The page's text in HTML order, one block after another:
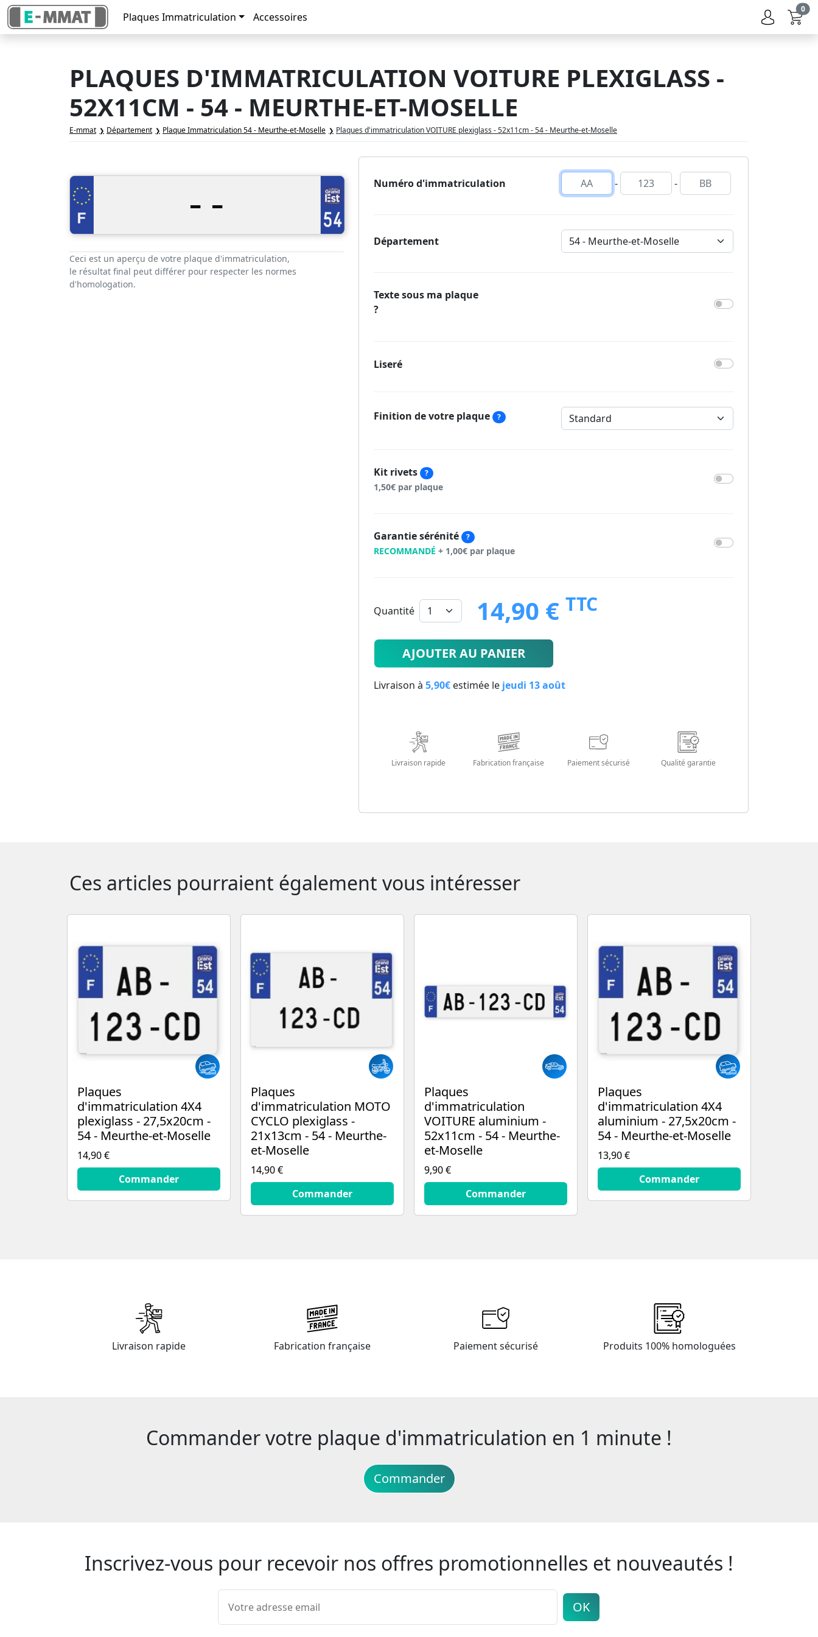
Plaques Immatriculation Accessoires
0
PLAQUES D'IMMATRICULATION VOITURE PLEXIGLASS -
52X11CM - 54 - MEURTHE-ET-MOSELLE
E-mmat Département Plaque Immatriculation 54 - Meurthe-et-Moselle Plaques d'immatriculation VOITURE plexiglass - 52x11cm - 54 - Meurthe-et-Moselle
- -
Ceci est un aperçu de votre plaque d'immatriculation,
le résultat final peut différer pour respecter les normes
d'homologation.
Numéro d'immatriculation - -
Département
Texte sous ma plaque
?
Liseré
Finition de votre plaque ?
Kit rivets ?
1,50€ par plaque
Garantie sérénité ?
RECOMMANDÉ + 1,00€ par plaque
Quantité 14,90 € TTC
14.9 €
AJOUTER AU PANIER
Livraison à 5,90€ estimée le jeudi 13 août
Livraison rapide Fabrication française Paiement sécurisé Qualité garantie
Ces articles pourraient également vous intéresser
Plaques
d'immatriculation 4X4
plexiglass - 27,5x20cm -
54 - Meurthe-et-Moselle
14,90 €
14.9
Commander
Plaques
d'immatriculation MOTO
CYCLO plexiglass -
21x13cm - 54 - Meurthe-
et-Moselle
14,90 €
14.9
Commander
Plaques
d'immatriculation
VOITURE aluminium -
52x11cm - 54 - Meurthe-
et-Moselle
9,90 €
9.9
Commander
Plaques
d'immatriculation 4X4
aluminium - 27,5x20cm -
54 - Meurthe-et-Moselle
13,90 €
13.9
Commander
Livraison rapide Fabrication française Paiement sécurisé Produits 100% homologuées
Commander votre plaque d'immatriculation en 1 minute !
Commander
Inscrivez-vous pour recevoir nos offres promotionnelles et nouveautés !
OK